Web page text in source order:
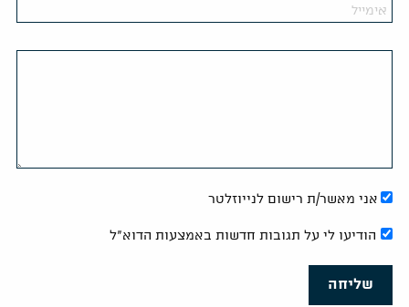
אני מאשר/ת רישום לנייוזלטר
הודיעו לי על תגובות חדשות באמצעות הדוא"ל
שליחה